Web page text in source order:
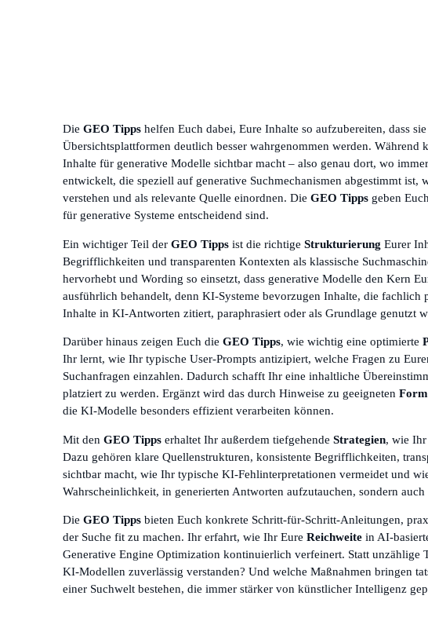
Die GEO Tipps helfen Euch dabei, Eure Inhalte so aufzubereiten, dass
Übersichtsplattformen deutlich besser wahrgenommen werden.
Inhalte für generative Modelle sichtbar macht – also genau dort, wo
entwickelt, die speziell auf generative Suchmechanismen abgestimmt
verstehen und als relevante Quelle einordnen. Die GEO Tipps geben
für generative Systeme entscheidend sind.
Ein wichtiger Teil der GEO Tipps ist die richtige Strukturierung Eurer
Begrifflichkeiten und transparenten Kontexten als klassische
hervorhebt und Wording so einsetzt, dass generative Modelle den Kern
ausführlich behandelt, denn KI-Systeme bevorzugen Inhalte, die
Inhalte in KI-Antworten zitiert, paraphrasiert oder als Grundlage genutzt
Darüber hinaus zeigen Euch die GEO Tipps, wie wichtig eine optimierte
Ihr lernt, wie Ihr typische User-Prompts antizipiert, welche Fragen zu
Suchanfragen einzahlen. Dadurch schafft Ihr eine inhaltliche
platziert zu werden. Ergänzt wird das durch Hinweise zu geeigneten
die KI-Modelle besonders effizient verarbeiten können.
Mit den GEO Tipps erhaltet Ihr außerdem tiefgehende Strategien, wie Ihr
Dazu gehören klare Quellenstrukturen, konsistente Begrifflichkeiten,
sichtbar macht, wie Ihr typische KI-Fehlinterpretationen vermeidet und
Wahrscheinlichkeit, in generierten Antworten aufzutauchen, sondern
Die GEO Tipps bieten Euch konkrete Schritt-für-Schritt-Anleitungen,
der Suche fit zu machen. Ihr erfahrt, wie Ihr Eure Reichweite in AI-
Generative Engine Optimization kontinuierlich verfeinert. Statt
KI-Modellen zuverlässig verstanden? Und welche Maßnahmen bringen
einer Suchwelt bestehen, die immer stärker von künstlicher Intelligenz